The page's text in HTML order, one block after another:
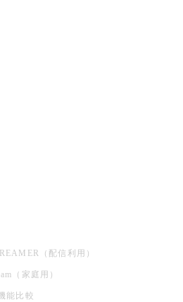
（配信利用）
（家庭用）
能比較